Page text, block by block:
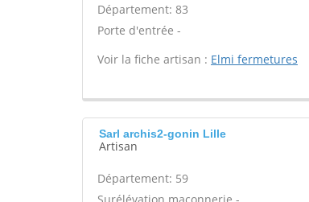
Département: 83
Porte d'entrée -
Voir la fiche artisan : Elmi fermetures
Sarl archis2-gonin Lille
Artisan
Département: 59